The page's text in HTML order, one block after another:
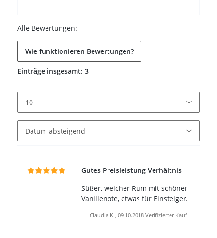
Alle Bewertungen:
Wie funktionieren Bewertungen?
Einträge insgesamt: 3
Gutes Preisleistung Verhältnis
Süßer, weicher Rum mit schöner
Vanillenote, etwas für Einsteiger.
Claudia K , 09.10.2018 Verifizierter Kauf